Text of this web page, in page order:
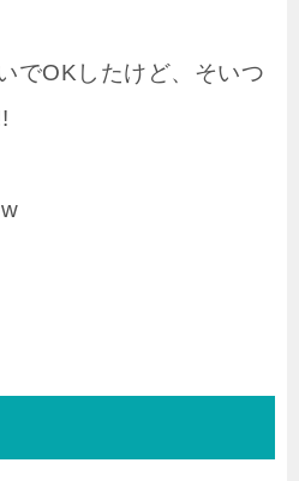
でOKしたけど、そいつ